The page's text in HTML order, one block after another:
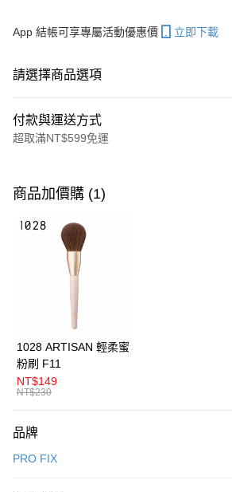
App 結帳可享專屬活動優惠價 立即下載
請選擇商品選項
付款與運送方式
超取滿NT$599免運
信用卡一次付款
超商取貨付款
全盈+PAY
AFTEE先享後付
【關於「AFTEE先享後付」】
便利好安心！
商品加價購 (1)
1028 ARTISAN 輕柔蜜
粉刷 F11
NT$149
NT$230
品牌
PRO FIX